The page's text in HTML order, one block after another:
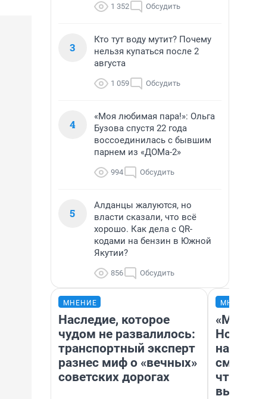
1 352 Обсудить
3
Кто тут воду мутит? Почему
нельзя купаться после 2
августа
1 059 Обсудить
4
«Моя любимая пара!»: Ольга
Бузова спустя 22 года
воссоединилась с бывшим
парнем из «ДОМа-2»
994 Обсудить
5
Алданцы жалуются, но
власти сказали, что всё
хорошо. Как дела с QR-
кодами на бензин в Южной
Якутии?
856 Обсудить
МНЕНИЕ
Наследие, которое
чудом не развалилось:
транспортный эксперт
разнес миф о «вечных»
советских дорогах
«Мы